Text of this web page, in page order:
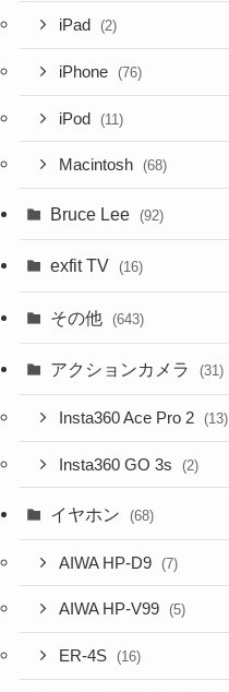
iPad (2)
iPhone (76)
iPod (11)
Macintosh (68)
Bruce Lee (92)
exfit TV (16)
その他 (643)
アクションカメラ (31)
Insta360 Ace Pro 2 (13)
Insta360 GO 3s (2)
イヤホン (68)
AIWA HP-D9 (7)
AIWA HP-V99 (5)
ER-4S (16)